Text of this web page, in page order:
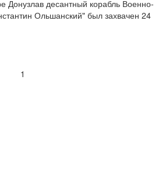
Донузлав десантный корабль Военно-
Ольшанский" был захвачен 24
1